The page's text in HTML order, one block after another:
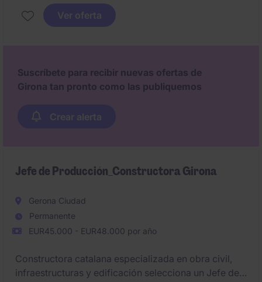
Ver oferta
Suscríbete para recibir nuevas ofertas de
Girona tan pronto como las publiquemos
Crear alerta
Jefe de Producción_Constructora Girona
Gerona Ciudad
Permanente
EUR45.000 - EUR48.000 por año
Constructora catalana especializada en obra civil,
infraestructuras y edificación selecciona un Jefe de